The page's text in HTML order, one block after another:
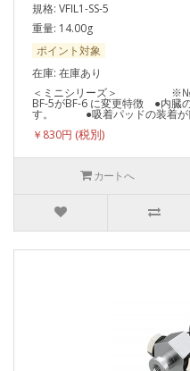
規格: VFIL1-SS-5
重量: 14.00g
ポイント対象
在庫: 在庫あり
＜ミニシリーズ＞
BF-5がBF-6 に変更特徴 ●内臓
す。 ●吸着パッドの装着が
￥830円
カートへ